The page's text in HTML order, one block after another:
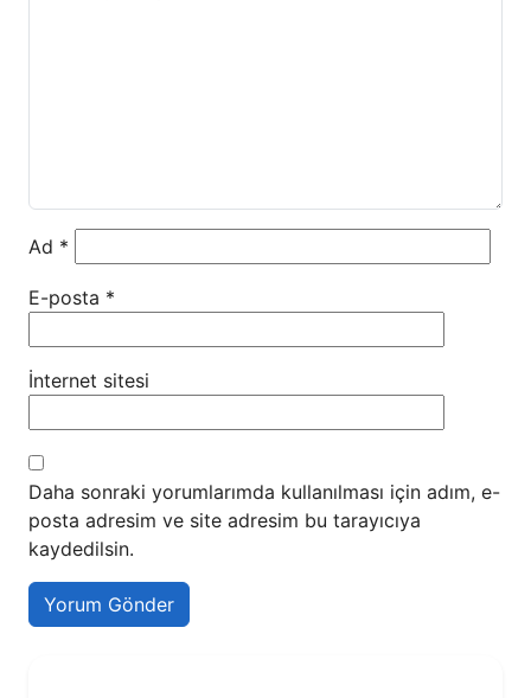
Ad *
E-posta *
İnternet sitesi
Daha sonraki yorumlarımda kullanılması için adım, e-
posta adresim ve site adresim bu tarayıcıya
kaydedilsin.